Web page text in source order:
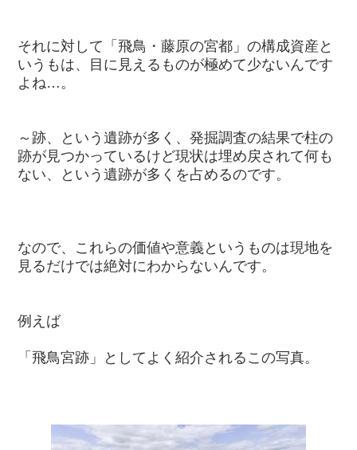
それに対して「飛鳥・藤原の宮都」の構成資産と
いうもは、目に見えるものが極めて少ないんです
よね…。
～跡、という遺跡が多く、発掘調査の結果で柱の
跡が見つかっているけど現状は埋め戻されて何も
ない、という遺跡が多くを占めるのです。
なので、これらの価値や意義というものは現地を
見るだけでは絶対にわからないんです。
例えば
「飛鳥宮跡」としてよく紹介されるこの写真。